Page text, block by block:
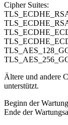
Cipher Suites:
Ältere und andere
unterstützt.
Beginn der
Ende der